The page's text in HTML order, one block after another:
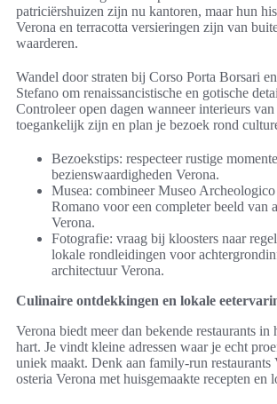
patriciërshuizen zijn nu kantoren, maar hun
Verona en terracotta versieringen zijn van
waarderen.
Wandel door straten bij Corso Porta Borsari
Stefano om renaissancistische en gotische
Controleer open dagen wanneer interieurs
toegankelijk zijn en plan je bezoek rond
Bezoekstips: respecteer rustige
bezienswaardigheden Verona.
Musea: combineer Museo
Romano voor een completer beeld van
Verona.
Fotografie: vraag bij kloosters naar
lokale rondleidingen voor
architectuur Verona.
Culinaire ontdekkingen en lokale
Verona biedt meer dan bekende restaurants in
hart. Je vindt kleine adressen waar je echt
uniek maakt. Denk aan family-run restaurants
osteria Verona met huisgemaakte recepten en